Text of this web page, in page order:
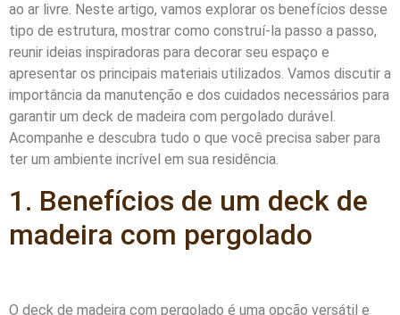
ao ar livre. Neste artigo, vamos explorar os benefícios desse
tipo de estrutura, mostrar como construí-la passo a passo,
reunir ideias inspiradoras para decorar seu espaço e
apresentar os principais materiais utilizados. Vamos discutir a
importância da manutenção e dos cuidados necessários para
garantir um deck de madeira com pergolado durável.
Acompanhe e descubra tudo o que você precisa saber para
ter um ambiente incrível em sua residência.
1. Benefícios de um deck de
madeira com pergolado
O deck de madeira com pergolado é uma opção versátil e